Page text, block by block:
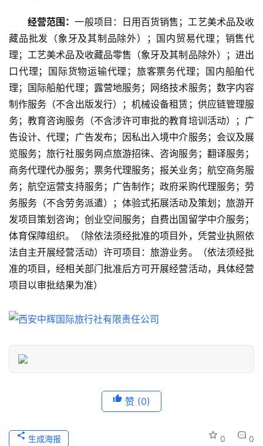
略
美
食
特
产
热
门
景
点
旅
游
信
息
历
文
导
本
登录 注册
经营范围：一般项目：日用百货销售；工艺美术品及收
藏品批发（象牙及其制品除外）；国内贸易代理；销售代
理；工艺美术品及收藏品零售（象牙及其制品除外）；进出
口代理；国际货物运输代理；旅客票务代理；国内船舶代
理；国际船舶代理；露营地服务；网络技术服务；数字内容
制作服务（不含出版发行）；机械设备租赁；供应链管理服
务；教育咨询服务（不含涉许可审批的教育培训活动）；广
告设计、代理；广告发布；因私出入境中介服务；会议及展
览服务；旅行社服务网点旅游招徕、咨询服务；翻译服务；
商务代理代办服务；票务代理服务；报关业务；航空商务服
务；航空运营支持服务；广告制作；政府采购代理服务；劳
务服务（不含劳务派遣）；体验式拓展活动及策划；旅游开
发项目策划咨询；创业空间服务；自费出国留学中介服务；
体育保障组织。（除依法须经批准的项目外，凭营业执照依
法自主开展经营活动）许可项目：旅游业务。（依法须经批
准的项目，经相关部门批准后方可开展经营活动，具体经营
项目以审批结果为准）
赞 (0)
0 0
生成海报